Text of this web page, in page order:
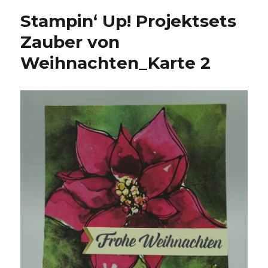
Stampin‘ Up! Projektsets
Zauber von
Weihnachten_Karte 2